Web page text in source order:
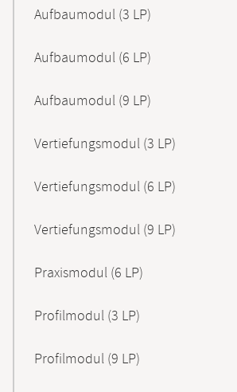
Aufbaumodul (3 LP)
Aufbaumodul (6 LP)
Aufbaumodul (9 LP)
Vertiefungsmodul (3 LP)
Vertiefungsmodul (6 LP)
Vertiefungsmodul (9 LP)
Praxismodul (6 LP)
Profilmodul (3 LP)
Profilmodul (9 LP)